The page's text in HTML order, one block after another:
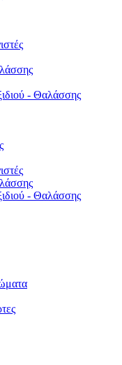
- Θαλάσσης
- Θαλάσσης